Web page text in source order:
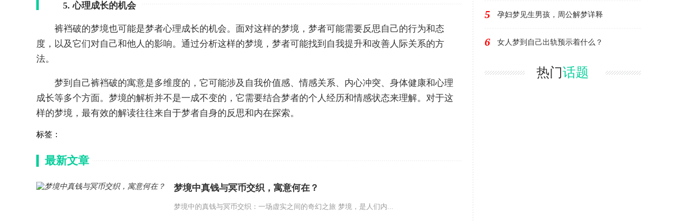
5. 心理成长的机会
裤裆破的梦境也可能是梦者心理成长的机会。面对这样的梦境，梦者可能需要反思自己的行为和态
度，以及它们对自己和他人的影响。通过分析这样的梦境，梦者可能找到自我提升和改善人际关系的方
法。
梦到自己裤裆破的寓意是多维度的，它可能涉及自我价值感、情感关系、内心冲突、身体健康和心理
成长等多个方面。梦境的解析并不是一成不变的，它需要结合梦者的个人经历和情感状态来理解。对于这
样的梦境，最有效的解读往往来自于梦者自身的反思和内在探索。
标签：
最新文章
梦境中真钱与冥币交织，寓意何在？
梦境中的真钱与冥币交织：一场虚实之间的奇幻之旅 梦境，是人们内...
5 孕妇梦见生男孩，周公解梦详释
6 女人梦到自己出轨预示着什么？
热门话题